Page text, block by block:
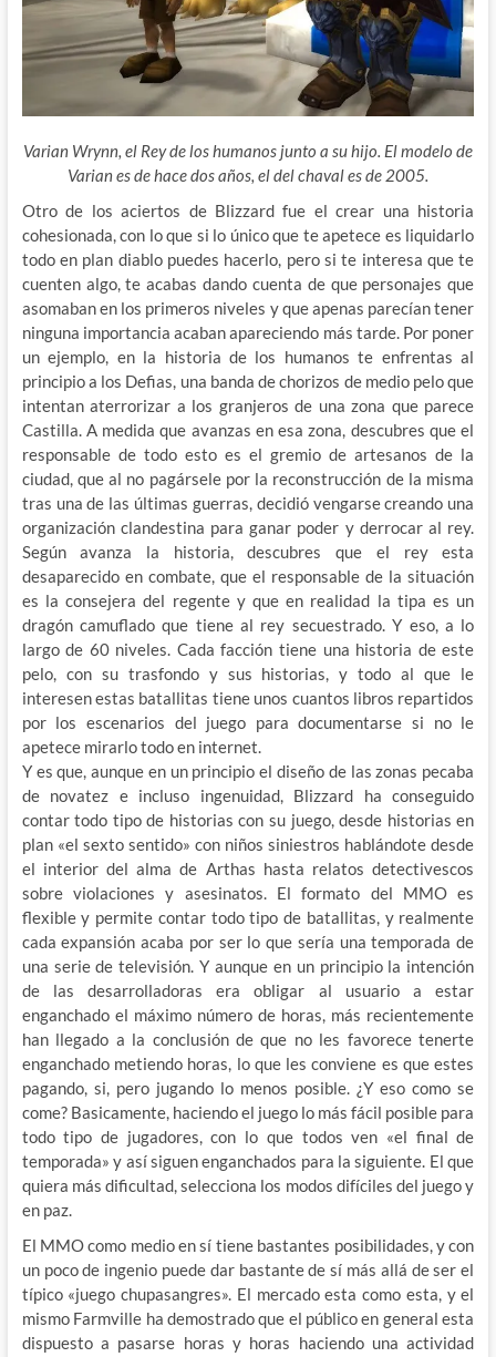
Varian Wrynn, el Rey de los humanos junto a su hijo. El modelo de
Varian es de hace dos años, el del chaval es de 2005.
Otro de los aciertos de Blizzard fue el crear una historia
cohesionada, con lo que si lo único que te apetece es liquidarlo
todo en plan diablo puedes hacerlo, pero si te interesa que te
cuenten algo, te acabas dando cuenta de que personajes que
asomaban en los primeros niveles y que apenas parecían tener
ninguna importancia acaban apareciendo más tarde. Por poner
un ejemplo, en la historia de los humanos te enfrentas al
principio a los Defias, una banda de chorizos de medio pelo que
intentan aterrorizar a los granjeros de una zona que parece
Castilla. A medida que avanzas en esa zona, descubres que el
responsable de todo esto es el gremio de artesanos de la
ciudad, que al no pagársele por la reconstrucción de la misma
tras una de las últimas guerras, decidió vengarse creando una
organización clandestina para ganar poder y derrocar al rey.
Según avanza la historia, descubres que el rey esta
desaparecido en combate, que el responsable de la situación
es la consejera del regente y que en realidad la tipa es un
dragón camuflado que tiene al rey secuestrado. Y eso, a lo
largo de 60 niveles. Cada facción tiene una historia de este
pelo, con su trasfondo y sus historias, y todo al que le
interesen estas batallitas tiene unos cuantos libros repartidos
por los escenarios del juego para documentarse si no le
apetece mirarlo todo en internet.
Y es que, aunque en un principio el diseño de las zonas pecaba
de novatez e incluso ingenuidad, Blizzard ha conseguido
contar todo tipo de historias con su juego, desde historias en
plan «el sexto sentido» con niños siniestros hablándote desde
el interior del alma de Arthas hasta relatos detectivescos
sobre violaciones y asesinatos. El formato del MMO es
flexible y permite contar todo tipo de batallitas, y realmente
cada expansión acaba por ser lo que sería una temporada de
una serie de televisión. Y aunque en un principio la intención
de las desarrolladoras era obligar al usuario a estar
enganchado el máximo número de horas, más recientemente
han llegado a la conclusión de que no les favorece tenerte
enganchado metiendo horas, lo que les conviene es que estes
pagando, si, pero jugando lo menos posible. ¿Y eso como se
come? Basicamente, haciendo el juego lo más fácil posible para
todo tipo de jugadores, con lo que todos ven «el final de
temporada» y así siguen enganchados para la siguiente. El que
quiera más dificultad, selecciona los modos difíciles del juego y
en paz.
El MMO como medio en sí tiene bastantes posibilidades, y con
un poco de ingenio puede dar bastante de sí más allá de ser el
típico «juego chupasangres». El mercado esta como esta, y el
mismo Farmville ha demostrado que el público en general esta
dispuesto a pasarse horas y horas haciendo una actividad